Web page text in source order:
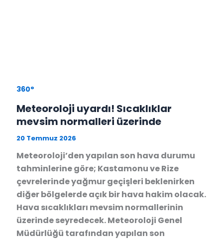
360°
Meteoroloji uyardı! Sıcaklıklar
mevsim normalleri üzerinde
20 Temmuz 2026
Meteoroloji’den yapılan son hava durumu
tahminlerine göre; Kastamonu ve Rize
çevrelerinde yağmur geçişleri beklenirken
diğer bölgelerde açık bir hava hakim olacak.
Hava sıcaklıkları mevsim normallerinin
üzerinde seyredecek. Meteoroloji Genel
Müdürlüğü tarafından yapılan son